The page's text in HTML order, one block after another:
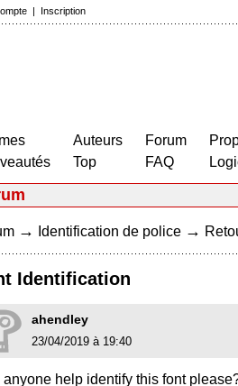
| Inscription
Auteurs
Top
Forum
FAQ
→ Identification de police →
Identification
ahendley
23/04/2019 à 19:40
anyone help identify this font